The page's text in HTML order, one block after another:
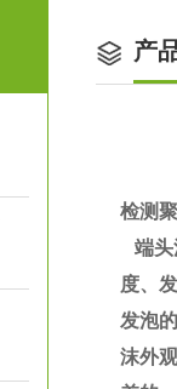
产
检测
端头
度、
发泡
沫外